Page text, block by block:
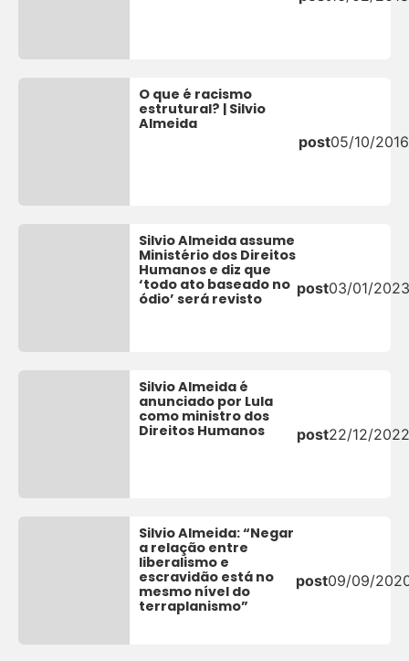
O que é racismo
estrutural? | Silvio
Almeida
post05/10/2016
Silvio Almeida assume
Ministério dos Direitos
Humanos e diz que
‘todo ato baseado no
ódio’ será revisto
post03/01/
Silvio Almeida é
anunciado por Lula
como ministro dos
Direitos Humanos
post22/12/
Silvio Almeida: “Negar
a relação entre
liberalismo e
escravidão está no
mesmo nível do
terraplanismo”
post09/09/